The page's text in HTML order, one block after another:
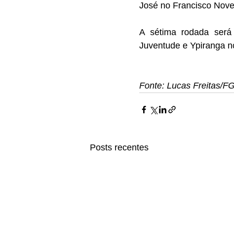
José no Francisco
A sétima rodada
Juventude e Ypiranga
Fonte: Lucas Freitas/
Posts recentes